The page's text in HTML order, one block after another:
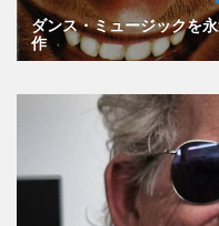
ダンス・ミュージックを
作